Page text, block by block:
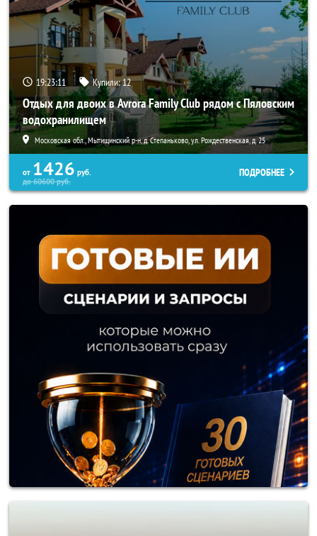
19:23:07 Купили:12
Отдых для двоих в Avrora Family Club рядом с Пяловским
водохранилищем
Московская обл., Мытищинский р-н, д. Степаньково, ул. Рождественская, д. 25
от 1426 руб.
до60600руб.
ПОДРОБНЕЕ